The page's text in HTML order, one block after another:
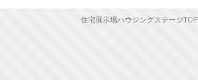
住宅展示場ハウジングステージTOP